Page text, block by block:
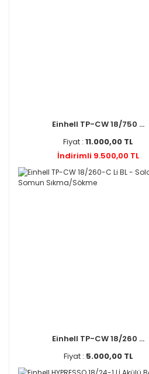
Einhell TP-CW 18/750 ...
Fiyat : 11.000,00 TL
İndirimli 9.500,00 TL
Einhell TP-CW 18/260 ...
Fiyat : 5.000,00 TL